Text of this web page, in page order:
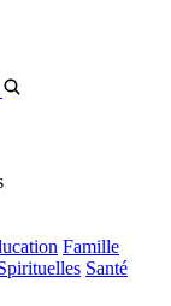
Famille
Santé